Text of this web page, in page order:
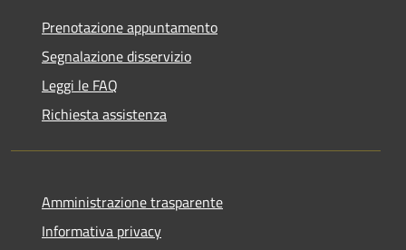
Prenotazione appuntamento
Segnalazione disservizio
Leggi le FAQ
Richiesta assistenza
Amministrazione trasparente
Informativa privacy